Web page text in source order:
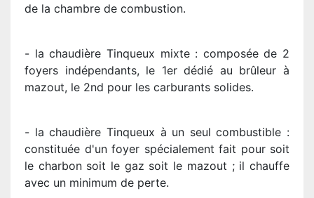
de la chambre de combustion.
- la chaudière Tinqueux mixte : composée de 2
foyers indépendants, le 1er dédié au brûleur à
mazout, le 2nd pour les carburants solides.
- la chaudière Tinqueux à un seul combustible :
constituée d'un foyer spécialement fait pour soit
le charbon soit le gaz soit le mazout ; il chauffe
avec un minimum de perte.